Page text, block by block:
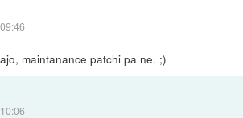
maintanance patchi pa ne. ;)